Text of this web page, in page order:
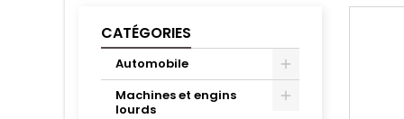
CATÉGORIES
Automobile
Machines et engins
lourds